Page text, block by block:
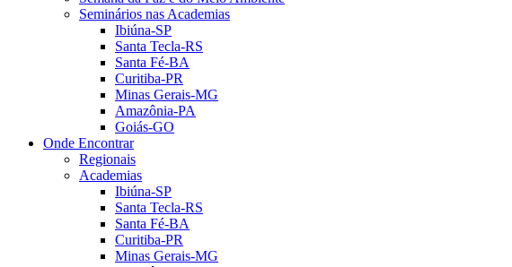
Seminários nas Academias
Ibiúna-SP
Santa Tecla-RS
Santa Fé-BA
Curitiba-PR
Minas Gerais-MG
Amazônia-PA
Goiás-GO
Onde Encontrar
Regionais
Academias
Ibiúna-SP
Santa Tecla-RS
Santa Fé-BA
Curitiba-PR
Minas Gerais-MG